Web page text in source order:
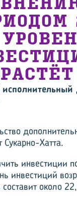
Хатта.
инвестиции
инвестиций
около